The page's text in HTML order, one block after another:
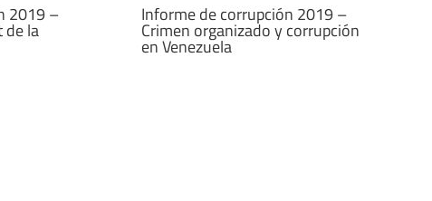
2019 –
de la
Informe de corrupción 2019 –
Crimen organizado y corrupción
en Venezuela